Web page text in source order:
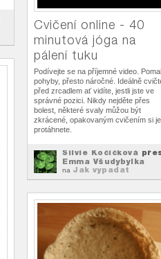
Cvičení online - 40
minutová jóga na
pálení tuku
Podívejte se na příjemné video.
pohyby, přesto náročné. Ideálně
před zrcadlem ať vidíte, jestli jste ve
správné pozici. Nikdy nejděte přes
bolest, některé svaly můžou být
zkrácené, opakovaným cvičením si je
protáhnete.
Silvie Kočičková
Emma Všudybylka
na Jak vypadat
štíhlejší